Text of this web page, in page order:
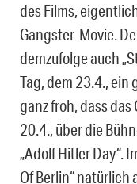
des Films,
Gangster-Movie.
demzufolge auch
Tag, dem 23.4.,
ganz froh, dass das
20.4., über die
„Adolf Hitler Day“.
Of Berlin“ natürlich